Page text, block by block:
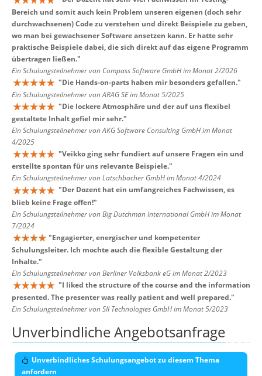
Bereich und somit auch kein Problem unseren eigenen (doch sehr
durchwachsenen) Code zu verstehen und direkt Beispiele zu geben,
wo man bei gewachsener Software ansetzen kann. Er hatte sehr
praktische Beispiele dabei, die sich direkt auf das eigene Programm
übertragen ließen."
Ein Schulungsteilnehmer von Compass Software GmbH im Monat 2/2026
"Die Hands-on-parts haben mir besonders gefallen."
Ein Schulungsteilnehmer von ARAG SE im Monat 5/2025
"Die lockere Atmosphäre und der auf uns flexibel
gestaltete Inhalt gefiel mir sehr."
Ein Schulungsteilnehmer von AKG Software Consulting GmbH im Monat
4/2025
"Veikko ging sehr fundiert auf unsere Fragen ein und
erstellte spontan für uns relevante Beispiele."
Ein Schulungsteilnehmer von Latschbacher GmbH im Monat 4/2024
"Der Dozent hat ein umfangreiches Fachwissen, es
blieb keine Frage offen!"
Ein Schulungsteilnehmer von Big Dutchman International GmbH im Monat
7/2024
"Engagierter, energischer und kompetenter
Schulungsleiter. Ich mochte auch die flexible Gestaltung der
Inhalte."
Ein Schulungsteilnehmer von Berliner Volksbank eG im Monat 2/2023
"I liked the structure of the course and the information
presented. The presenter was really patient and well prepared."
Ein Schulungsteilnehmer von SII Technologies GmbH im Monat 5/2023
Unverbindliche Angebotsanfrage
Unverbindliches Schulungsangebot zu diesem Thema
anfordern